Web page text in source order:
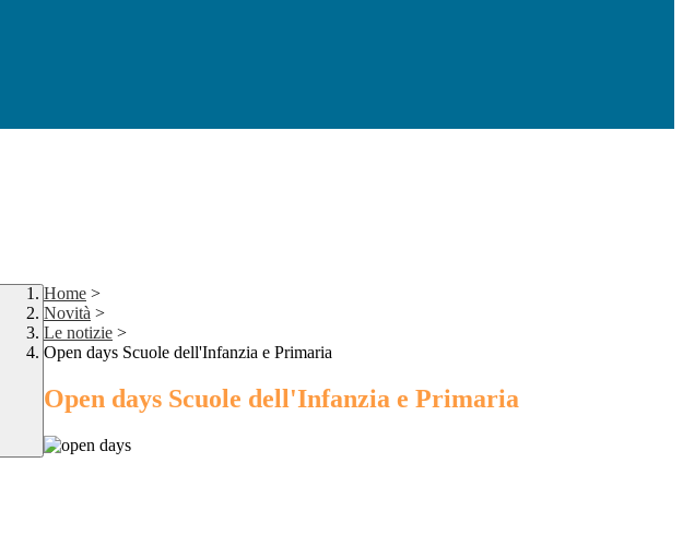
Home >
Novità >
Le notizie >
Open days Scuole dell'Infanzia e Primaria
Open days Scuole dell'Infanzia e Primaria